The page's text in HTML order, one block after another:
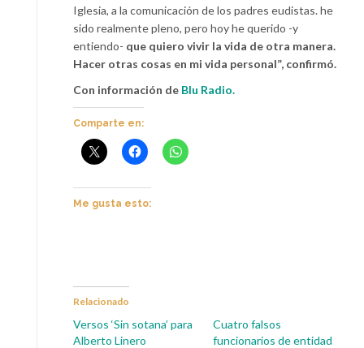
Iglesia, a la comunicación de los padres eudistas. he
sido realmente pleno, pero hoy he querido -y
entiendo- que quiero vivir la vida de otra manera.
Hacer otras cosas en mi vida personal”, confirmó.
Con información de Blu Radio.
Comparte en:
Me gusta esto:
Relacionado
Versos ‘Sin sotana’ para
Alberto Linero
Cuatro falsos
funcionarios de entidad